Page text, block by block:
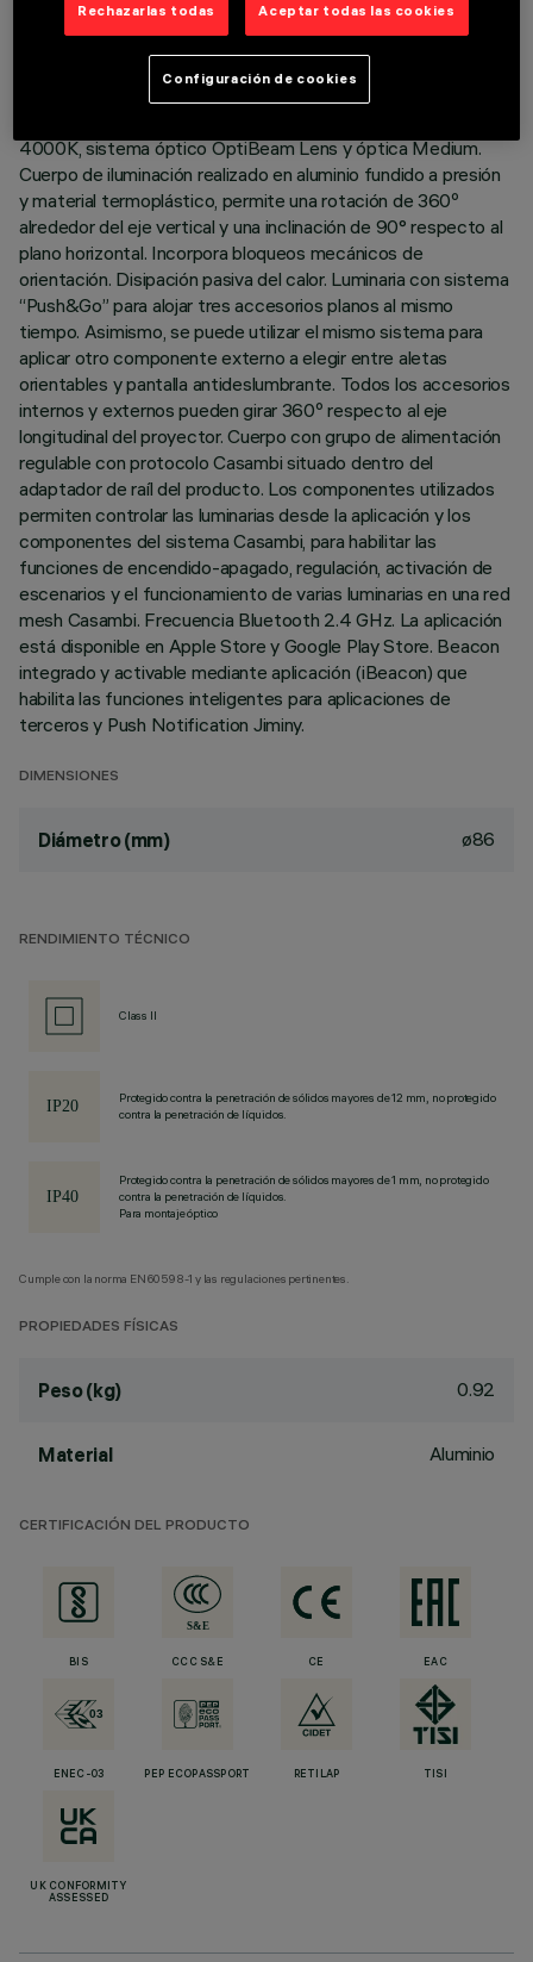
Proyector orientable con adaptador para instalación en raíl de
4000K, sistema óptico OptiBeam Lens y óptica Medium.
Cuerpo de iluminación realizado en aluminio fundido a presión
y material termoplástico, permite una rotación de 360º
alrededor del eje vertical y una inclinación de 90° respecto al
plano horizontal. Incorpora bloqueos mecánicos de
orientación. Disipación pasiva del calor. Luminaria con sistema
“Push&Go” para alojar tres accesorios planos al mismo
tiempo. Asimismo, se puede utilizar el mismo sistema para
aplicar otro componente externo a elegir entre aletas
orientables y pantalla antideslumbrante. Todos los accesorios
internos y externos pueden girar 360º respecto al eje
longitudinal del proyector. Cuerpo con grupo de alimentación
regulable con protocolo Casambi situado dentro del
adaptador de raíl del producto. Los componentes utilizados
permiten controlar las luminarias desde la aplicación y los
componentes del sistema Casambi, para habilitar las
funciones de encendido-apagado, regulación, activación de
escenarios y el funcionamiento de varias luminarias en una red
mesh Casambi. Frecuencia Bluetooth 2.4 GHz. La aplicación
está disponible en Apple Store y Google Play Store. Beacon
integrado y activable mediante aplicación (iBeacon) que
habilita las funciones inteligentes para aplicaciones de
terceros y Push Notification Jiminy.
DIMENSIONES
Diámetro (mm) ø86
RENDIMIENTO TÉCNICO
Class II
Protegido contra la penetración de sólidos mayores de 12 mm, no protegido
contra la penetración de líquidos.
Protegido contra la penetración de sólidos mayores de 1 mm, no protegido
contra la penetración de líquidos.
Para montaje óptico
Cumple con la norma EN60598-1 y las regulaciones pertinentes.
PROPIEDADES FÍSICAS
Peso (kg) 0.92
Material Aluminio
CERTIFICACIÓN DEL PRODUCTO
BIS CCC S&E CE EAC
ENEC-03 PEP ECOPASSPORT RETILAP TISI
UK CONFORMITY
ASSESSED
Rechazarlas todas Aceptar todas las cookies
Configuración de cookies